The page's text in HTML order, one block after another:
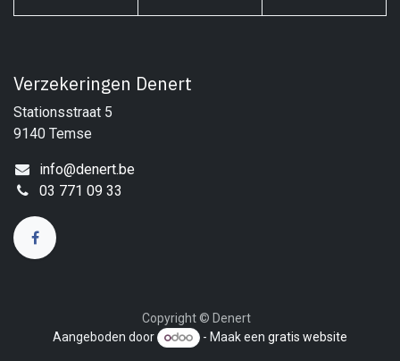
Verzekeringen Denert
Stationsstraat 5
9140 Temse
info@denert.be
03 771 09 33
Copyright © Denert
Aangeboden door
- Maak eengratis website